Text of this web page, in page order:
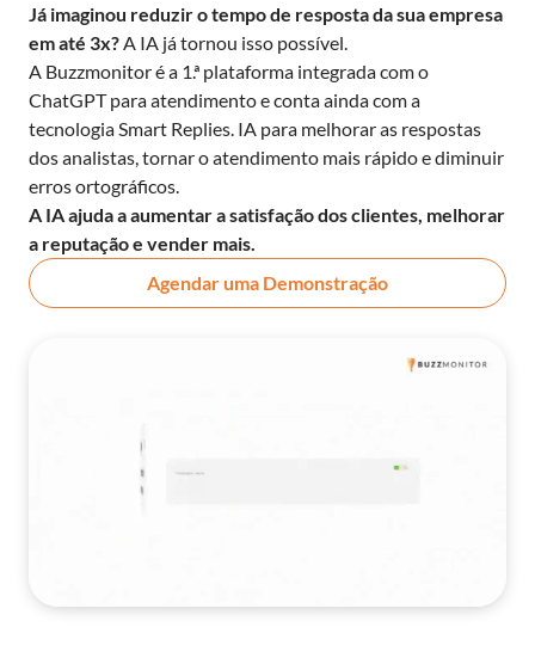
Já imaginou reduzir o tempo de resposta da sua empresa
em até 3x? A IA já tornou isso possível.
A Buzzmonitor é a 1.ª plataforma integrada com o
ChatGPT para atendimento e conta ainda com a
tecnologia Smart Replies. IA para melhorar as respostas
dos analistas, tornar o atendimento mais rápido e diminuir
erros ortográficos.
A IA ajuda a aumentar a satisfação dos clientes, melhorar
a reputação e vender mais.
Agendar uma Demonstração